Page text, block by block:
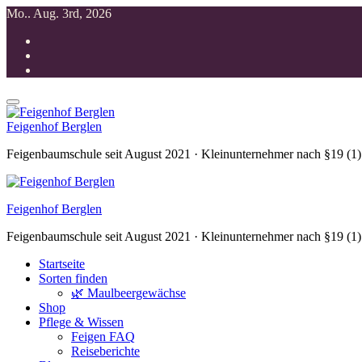
Zum
springen
Mo.. Aug. 3rd, 2026
Feigenhof Berglen
Feigenbaumschule seit August 2021 · Kleinunternehmer nach §19
Feigenhof Berglen
Feigenbaumschule seit August 2021 · Kleinunternehmer nach §19
Startseite
Sorten finden
🌿 Maulbeergewächse
Shop
Pflege & Wissen
Feigen FAQ
Reiseberichte